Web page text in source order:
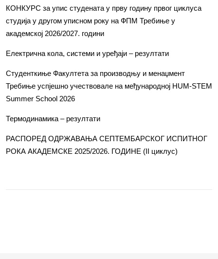
КОНКУРС за упис студената у прву годину првог циклуса
студија у другом уписном року на ФПМ Требиње у
академској 2026/2027. години
Електрична кола, системи и уређаји – резултати
Студенткиње Факултета за производњу и менаџмент
Требиње успјешно учествовале на међународној HUM-STEM
Summer School 2026
Термодинамика – резултати
РАСПОРЕД ОДРЖАВАЊА СЕПТЕМБАРСКОГ ИСПИТНОГ
РОКА АКАДЕМСКЕ 2025/2026. ГОДИНЕ (II циклус)